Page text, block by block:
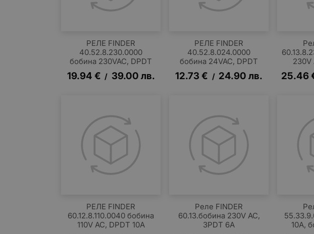
РЕЛЕ FINDER
40.52.8.230.0000
бобина 230VAC, DPDT
19.94 € / 39.00 лв.
РЕЛЕ FINDER
40.52.8.024.0000
бобина 24VAC, DPDT
12.73 € / 24.90 лв.
230V
25.46
РЕЛЕ FINDER
60.12.8.110.0040 бобина
110V AC, DPDT 10A
Реле FINDER
60.13.бобина 230V AC,
3PDT 6A
10A,